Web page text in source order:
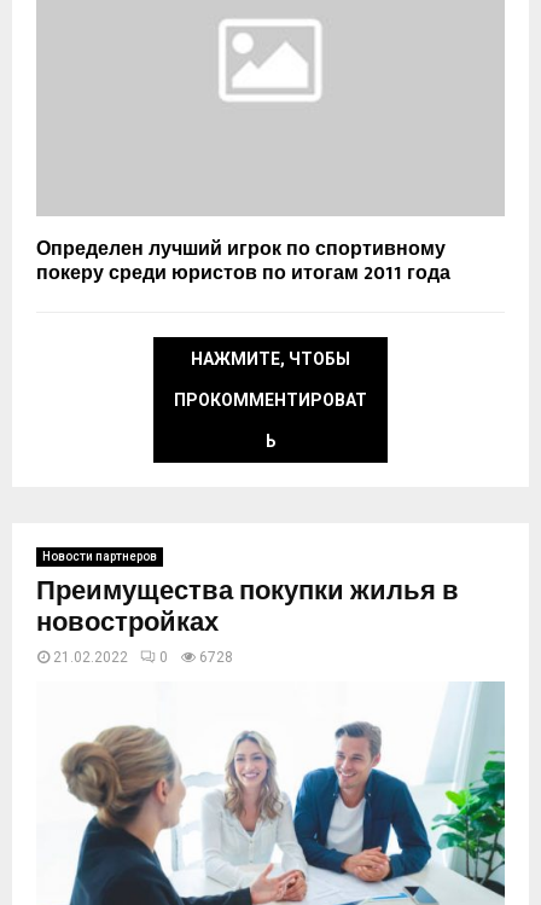
Определен лучший игрок по спортивному
покеру среди юристов по итогам 2011 года
НАЖМИТЕ, ЧТОБЫ
ПРОКОММЕНТИРОВАТ
Ь
Новости партнеров
Преимущества покупки жилья в
новостройках
21.02.2022 0 6728